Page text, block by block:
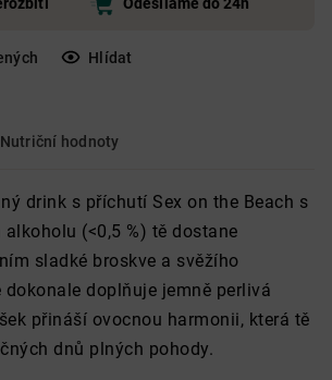
Hlídat
Nutriční hodnoty
drink s příchutí Sex on the Beach s
(<0,5 %) tě dostane
sladké broskve a svěžího
dokonale doplňuje jemně perlivá
přináší ovocnou harmonii, která tě
dnů plných pohody.